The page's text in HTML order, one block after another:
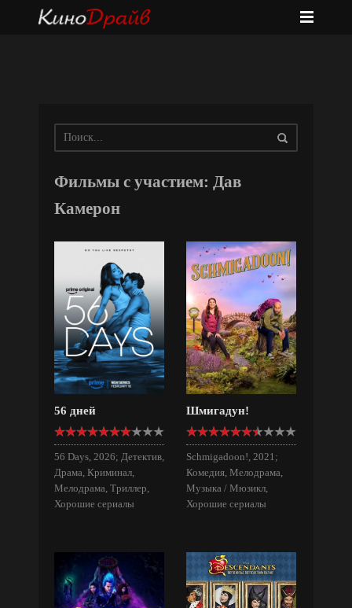
Фильмы с участием: Дав
Камерон
56 дней
56 Days, 2026; Детектив,
Драма, Криминал,
Мелодрама, Триллер,
Хорошие сериалы
Шмигадун!
Schmigadoon!, 2021;
Комедия, Мелодрама,
Музыка / Мюзикл,
Хорошие сериалы